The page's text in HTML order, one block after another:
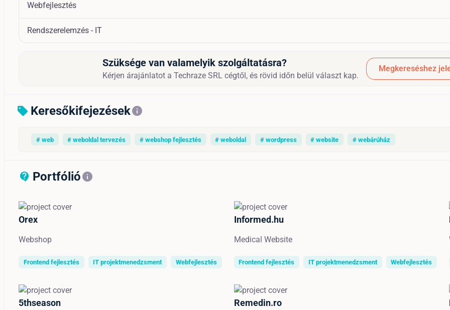
Webfejlesztés
Rendszerelemzés - IT
Szüksége van valamelyik szolgáltatásra?
Kérjen árajánlatot a Techraze SRL cégtől, és rövid időn belül választ kap.
Megkereséshez
sell Keresőkifejezésekinfo
# web # weboldal tervezés # webshop fejlesztés # weboldal # wordpress # website # webárúház
contact_support_outline
Portfólióinfo
Orex
Webshop
Frontend fejlesztés IT projektmenedzsment Webfejlesztés
Informed.hu
Medical Website
Frontend fejlesztés IT projektmenedzsment Webfejlesztés
5thseason Remedin.ro